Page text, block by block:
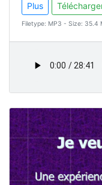
Plus
Filetype: MP3 - Size: 35.4